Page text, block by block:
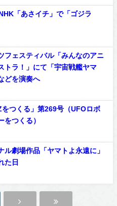
「あさイチ」で「ゴジラ
フェスティバル「みんなのアニ
トラ！」にて「宇宙戦艦ヤマ
どを演奏へ
をつくる」第269号（UFOロボ
をつくる）
ル劇場作品「ヤマトよ永遠に」
た日